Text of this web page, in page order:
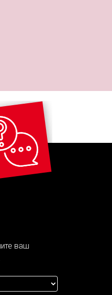
ваш